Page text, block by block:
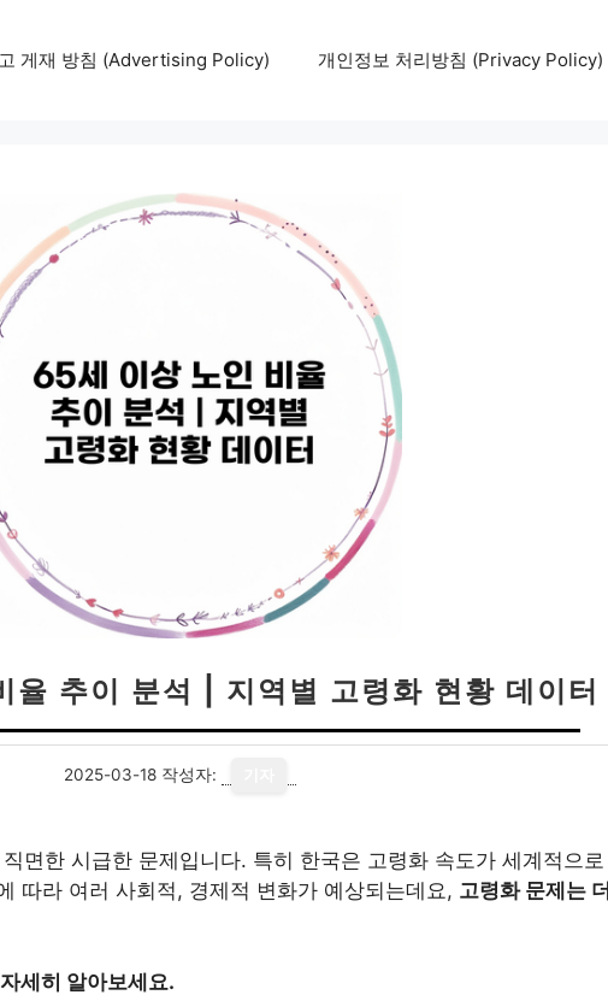
게재 방침 (Advertising Policy) 개인정보 처리방침 (Privacy Policy)
율 추이 분석 | 지역별 고령화 현황 데이터
2025-03-18 작성자:
면한 시급한 문제입니다. 특히 한국은 고령화 속도가 세계적으로
따라 여러 사회적, 경제적 변화가 예상되는데요, 고령화 문제는 더
세히 알아보세요.